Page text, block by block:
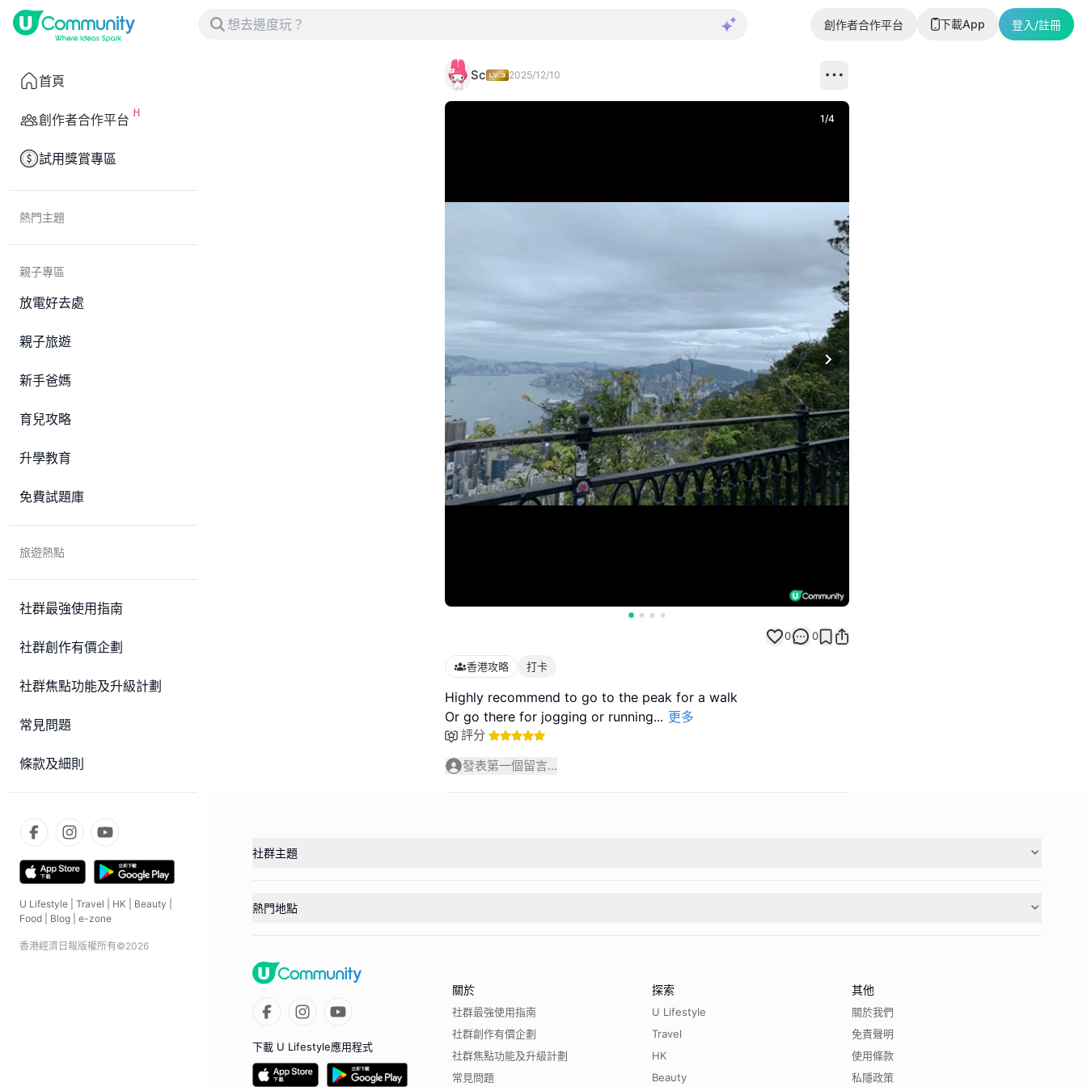
創作者合作平台 下載App 登入/註冊
首頁
創作者合作平台
試用獎賞專區
熱門主題
親子專區
放電好去處
親子旅遊
新手爸媽
育兒攻略
升學教育
免費試題庫
旅遊熱點
社群最強使用指南
社群創作有價企劃
社群焦點功能及升級計劃
常見問題
條款及細則
U Lifestyle Travel HK Beauty
Food
Blog e-zone
香港經濟日報版權所有©2026
Sc 2025/12/10
Next slide
1/4
0 0
香港攻略 打卡
Highly recommend to go to the peak for a walk
Or go there for jogging or running... 更多
評分
發表第一個留言...
社群主題
熱門地點
下載 U Lifestyle應用程式
關於
社群最強使用指南
社群創作有價企劃
社群焦點功能及升級計劃
常見問題
探索
U Lifestyle
Travel
HK
Beauty
其他
關於我們
免責聲明
使用條款
私隱政策